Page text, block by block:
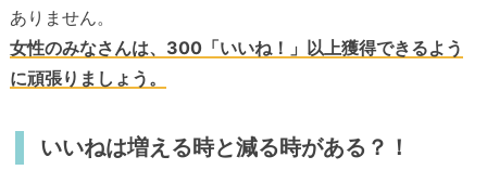
ありません。
女性のみなさんは、300「いいね！」以上獲得できるよう
に頑張りましょう。
いいねは増える時と減る時がある？！